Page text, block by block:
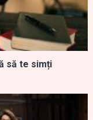
să te simți